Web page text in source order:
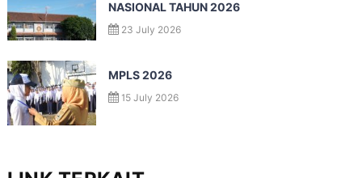
NASIONAL TAHUN 2026
23 July 2026
MPLS 2026
15 July 2026